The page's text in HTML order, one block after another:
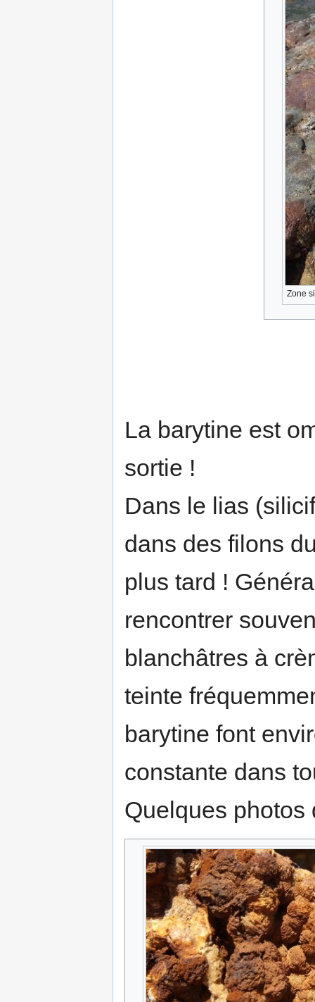
Zone
La barytine est
sortie !
Dans le lias
dans des filons
plus tard !
rencontrer
blanchâtres à
teinte
barytine font
constante dans
Quelques photos